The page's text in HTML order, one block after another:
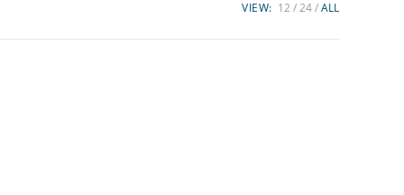
VIEW: 12 24 ALL